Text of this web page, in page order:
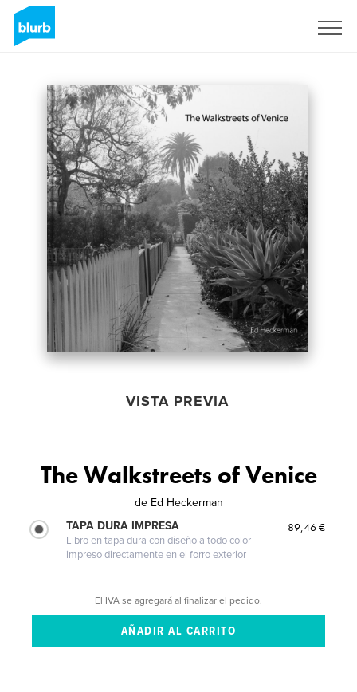
VISTA PREVIA
The Walkstreets of Venice
de Ed Heckerman
TAPA DURA IMPRESA
Libro en tapa dura con diseño a todo color
impreso directamente en el forro exterior
89,46 €
El IVA se agregará al finalizar el pedido.